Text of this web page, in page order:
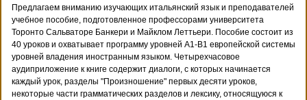
Предлагаем вниманию изучающих итальянский язык и преподавателей
учебное пособие, подготовленное профессорами университета
Торонто Сальваторе Банкери и Майклом Леттьери. Пособие состоит из
40 уроков и охватывает программу уровней А1-В1 европейской системы
уровней владения иностранным языком. Четырехчасовое
аудиприложение к книге содержит диалоги, с которых начинается
каждый урок, разделы "Произношение" первых десяти уроков,
некоторые части грамматических разделов и лексику, относящуюся к